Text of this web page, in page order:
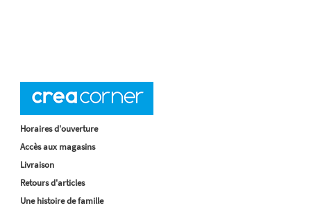
Horaires d'ouverture
Accès aux magasins
Livraison
Retours d'articles
Une histoire de famille